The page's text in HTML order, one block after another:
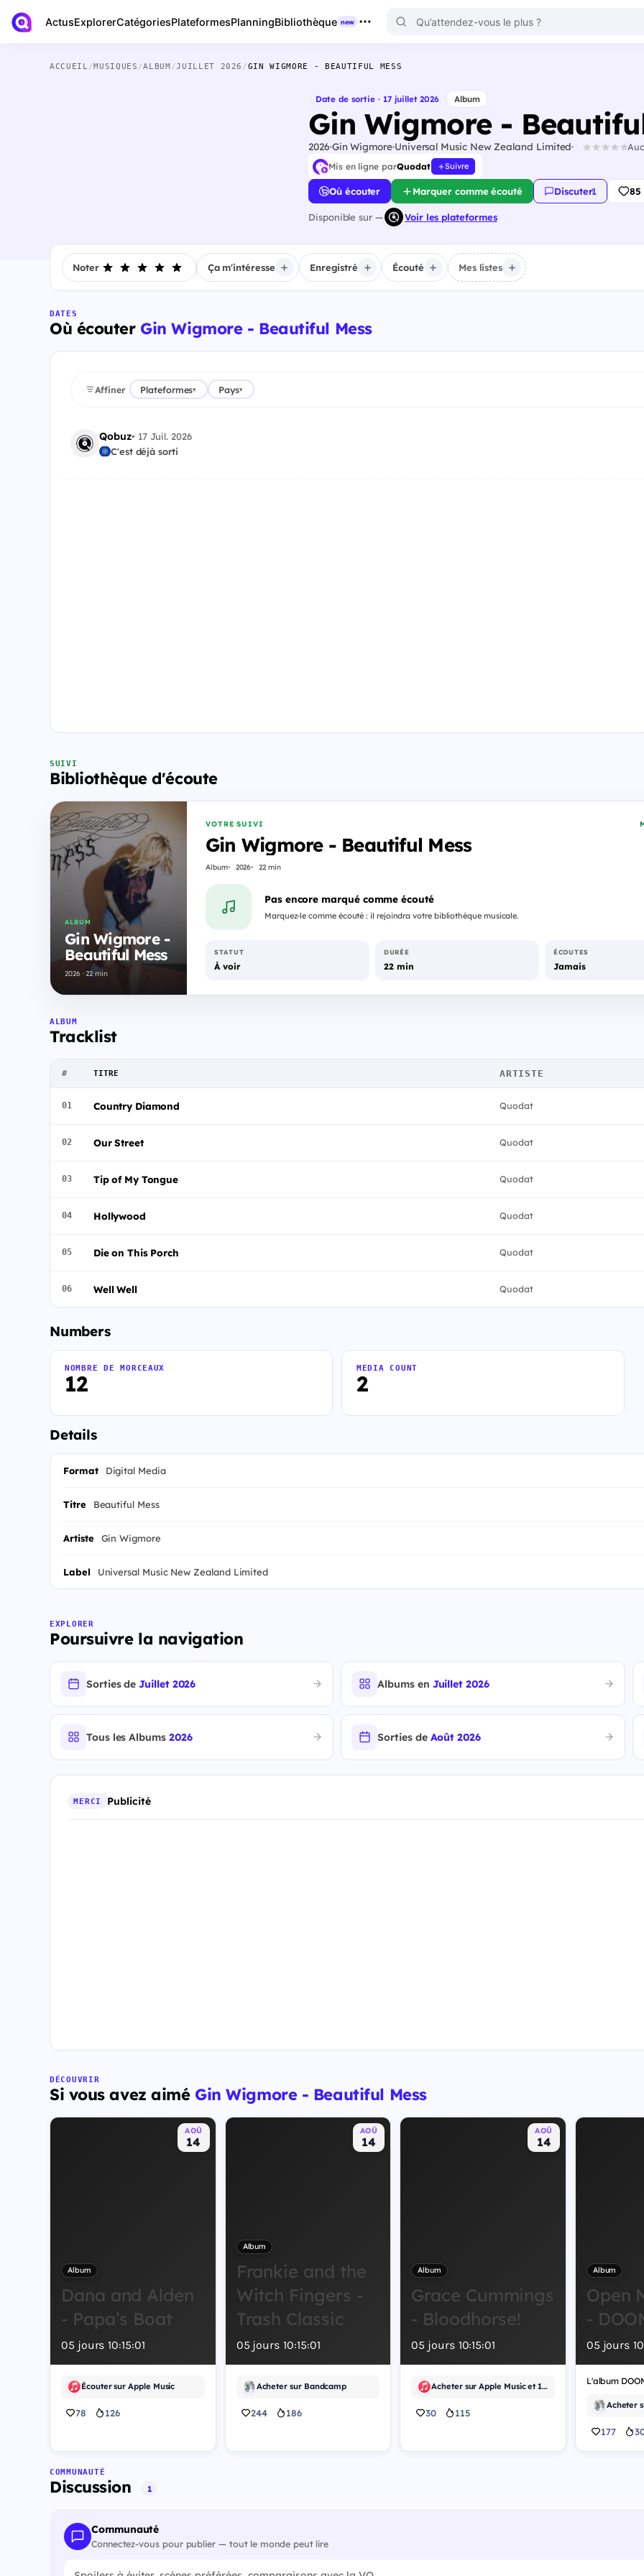
ActusExplorerCatégoriesPlateformesPlanningBibliothèque new
ACCUEIL /MUSIQUES /ALBUM/JUILLET 2026 /GIN WIGMORE - BEAUTIFUL MESS
Date de sortie · 17 juillet 2026 Album
Gin Wigmore -
2026 Gin WigmoreUniversal Music New Zealand Limited
Mis en ligne parQuodat Suivre
Où écouter Marquer comme écouté Discuter·1 85
Disponible sur — Voir les plateformes
Noter Ça m'intéresse Enregistré Écouté Mes listes
DATES
Où écouter Gin Wigmore - Beautiful Mess
Affiner Plateformes▾ Pays▾
Qobuz• 17 Juil. 2026
C'est déjà sorti
SUIVI
Bibliothèque d'écoute
ALBUM
Gin Wigmore -
Beautiful Mess
2026 · 22 min
VOTRE SUIVI
Gin Wigmore - Beautiful Mess
Album 2026 22 min
Pas encore marqué comme écouté
Marquez-le comme écouté : il rejoindra votre bibliothèque musicale.
STATUT
À voir
DURÉE
22 min
ÉCOUTES
Jamais
ALBUM
Tracklist
# TITRE ARTISTE
01 Country Diamond Quodat
02 Our Street Quodat
03 Tip of My Tongue Quodat
04 Hollywood Quodat
05 Die on This Porch Quodat
06 Well Well Quodat
Numbers
12
NOMBRE DE MORCEAUX
2
MEDIA COUNT
Details
Format Digital Media
Titre Beautiful Mess
Artiste Gin Wigmore
Label Universal Music New Zealand Limited
EXPLORER
Poursuivre la navigation
Sorties deJuillet 2026 Albums en Juillet 2026
Tous les Albums 2026 Sorties de Août 2026
MERCI Publicité
DÉCOUVRIR
Si vous avez aimé Gin Wigmore - Beautiful Mess
AOÛ
14
Album
Dana and Alden
- Papa’s Boat
05 jours 10:15:00
Écouter sur Apple Music
78 126
AOÛ
14
Album
Frankie and the
Witch Fingers -
Trash Classic
05 jours 10:15:00
Acheter sur Bandcamp
244 186
AOÛ
14
Album
Grace Cummings
- Bloodhorse!
05 jours 10:15:00
Acheter sur Apple Music et 1 autre
30 115
Album
Open
-
05 jours 10
177
COMMUNAUTÉ
Discussion 1
Communauté
Connectez-vous pour publier — tout le monde peut lire